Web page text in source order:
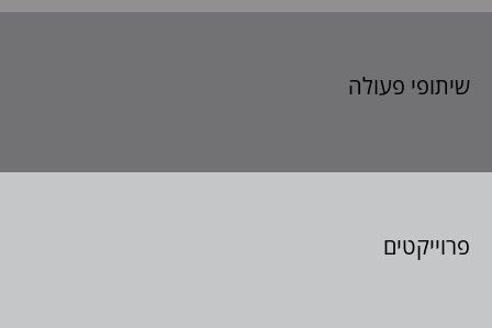
שיתופי פעולה
פרוייקטים